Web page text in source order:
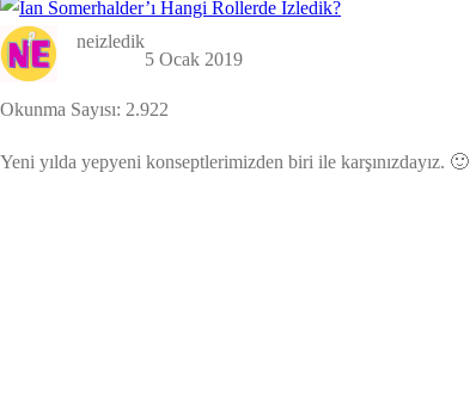
neizledik
5 Ocak 2019
Okunma Sayısı: 2.922
Yeni yılda yepyeni konseptlerimizden biri ile karşınızdayız. 🙂